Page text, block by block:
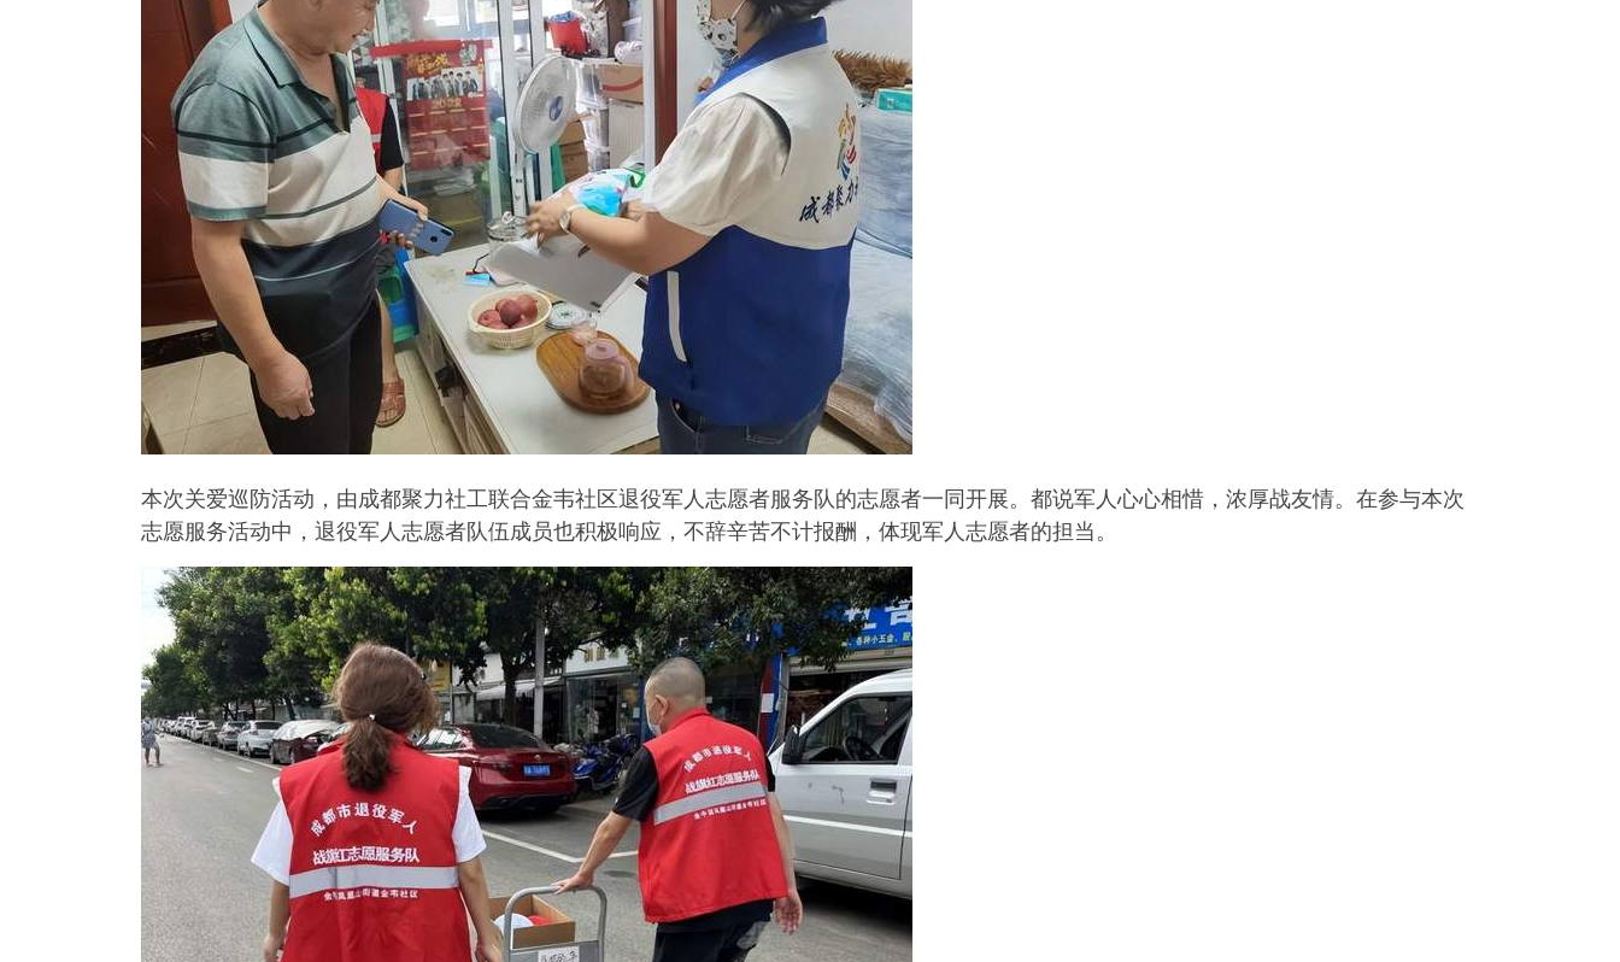
本次关爱巡防活动，由成都聚力社工联合金韦社区退役军人志愿者服务队的志愿者一同开展。都说军人心心相惜，浓厚战友情。在参与本次
志愿服务活动中，退役军人志愿者队伍成员也积极响应，不辞辛苦不计报酬，体现军人志愿者的担当。